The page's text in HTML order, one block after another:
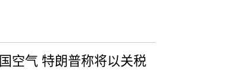
空气 特朗普称将以关税